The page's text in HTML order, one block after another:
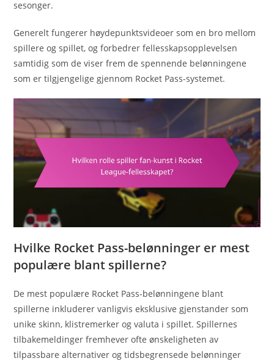
sesonger.
Generelt fungerer høydepunktsvideoer som en bro mellom
spillere og spillet, og forbedrer fellesskapsopplevelsen
samtidig som de viser frem de spennende belønningene
som er tilgjengelige gjennom Rocket Pass-systemet.
Hvilke Rocket Pass-belønninger er mest
populære blant spillerne?
De mest populære Rocket Pass-belønningene blant
spillerne inkluderer vanligvis eksklusive gjenstander som
unike skinn, klistremerker og valuta i spillet. Spillernes
tilbakemeldinger fremhever ofte ønskeligheten av
tilpassbare alternativer og tidsbegrensede belønninger